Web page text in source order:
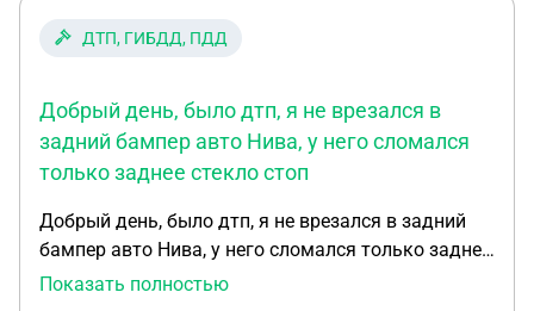
ДТП, ГИБДД, ПДД
Добрый день, было дтп, я не врезался в
задний бампер авто Нива, у него сломался
только заднее стекло стоп
Добрый день, было дтп, я не врезался в задний
бампер авто Нива, у него сломался только заднее
стекло стоп сигнала, я предложил ему 3000 без
Показать полностью